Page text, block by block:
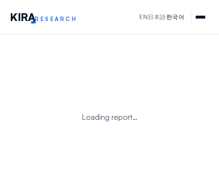
KIRARESEARCH EN 日本語한국어
Loading report…